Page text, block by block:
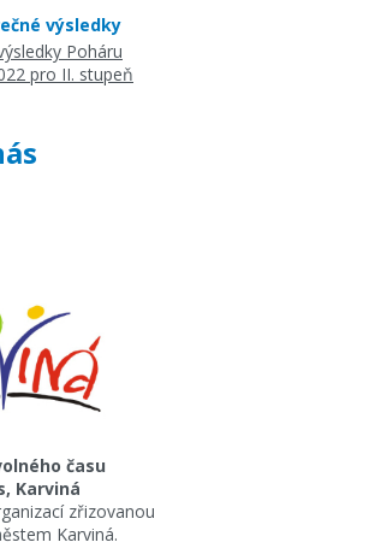
výsledky
Poháru
pro II. stupeň
času
Karviná
zřizovanou
Karviná.